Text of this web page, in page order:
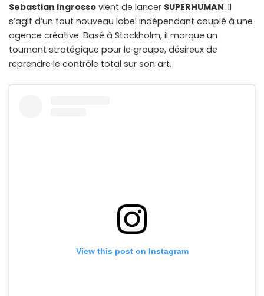
Sebastian Ingrosso vient de lancer SUPERHUMAN. Il
s’agit d’un tout nouveau label indépendant couplé à une
agence créative. Basé à Stockholm, il marque un
tournant stratégique pour le groupe, désireux de
reprendre le contrôle total sur son art.
View this post on Instagram